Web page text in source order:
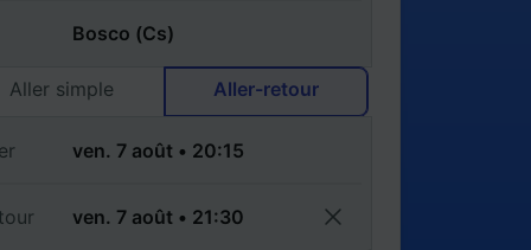
Aller simple Aller-retour